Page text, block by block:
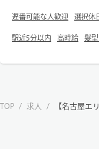
遅番可能な人歓迎 選択休
駅近5分以内 高時給 髪
TOP / 求人 / 【名古屋エ